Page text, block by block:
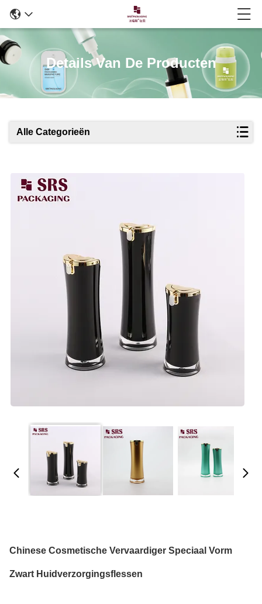
Details Van De Producten
Alle Categorieën
Chinese Cosmetische Vervaardiger Speciaal Vorm
Zwart Huidverzorgingsflessen